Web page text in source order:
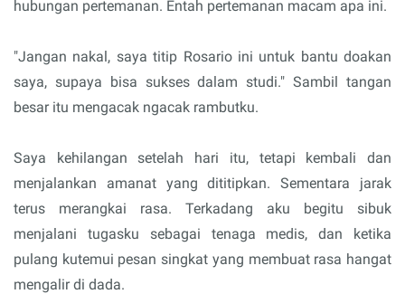
hubungan pertemanan. Entah pertemanan macam apa ini.
"Jangan nakal, saya titip Rosario ini untuk bantu doakan
saya, supaya bisa sukses dalam studi." Sambil tangan
besar itu mengacak ngacak rambutku.
Saya kehilangan setelah hari itu, tetapi kembali dan
menjalankan amanat yang dititipkan. Sementara jarak
terus merangkai rasa. Terkadang aku begitu sibuk
menjalani tugasku sebagai tenaga medis, dan ketika
pulang kutemui pesan singkat yang membuat rasa hangat
mengalir di dada.